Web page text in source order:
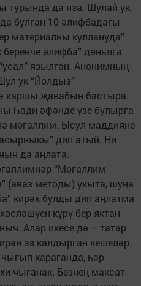
турында да яза. Шулай ук,
булган 10 әлифбадагы
материалны куллануда”
әлифба” дөньяга
язылган. Анонимның
ук “Йолдыз”
каршы җавабын бас­тыра.
Һади әфәнде үзе булырга
мөгаллим. Ысул маддияне
дип атый. Ни
да аңлата.
“Мөгаллим
(аваз методы) укыта, шуңа
кирәк булды дип аңлатма
күрү бер яктан
Алар икесе дә – татар
эз калдырган кешеләр.
караганда, һәр
чыганак. Безнең максат